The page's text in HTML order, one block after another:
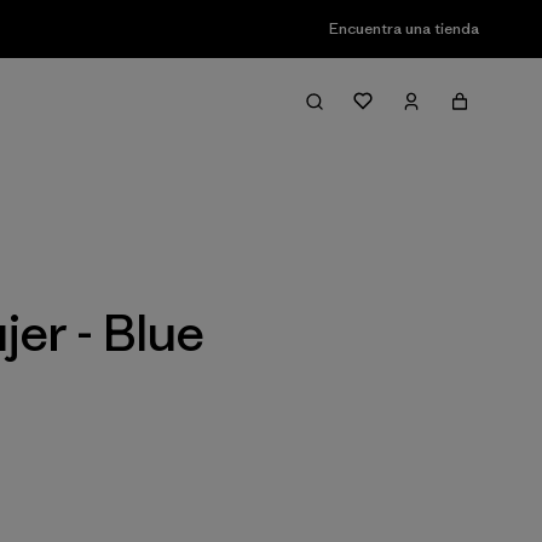
Encuentra una tienda
Filter & Sort
- Blue